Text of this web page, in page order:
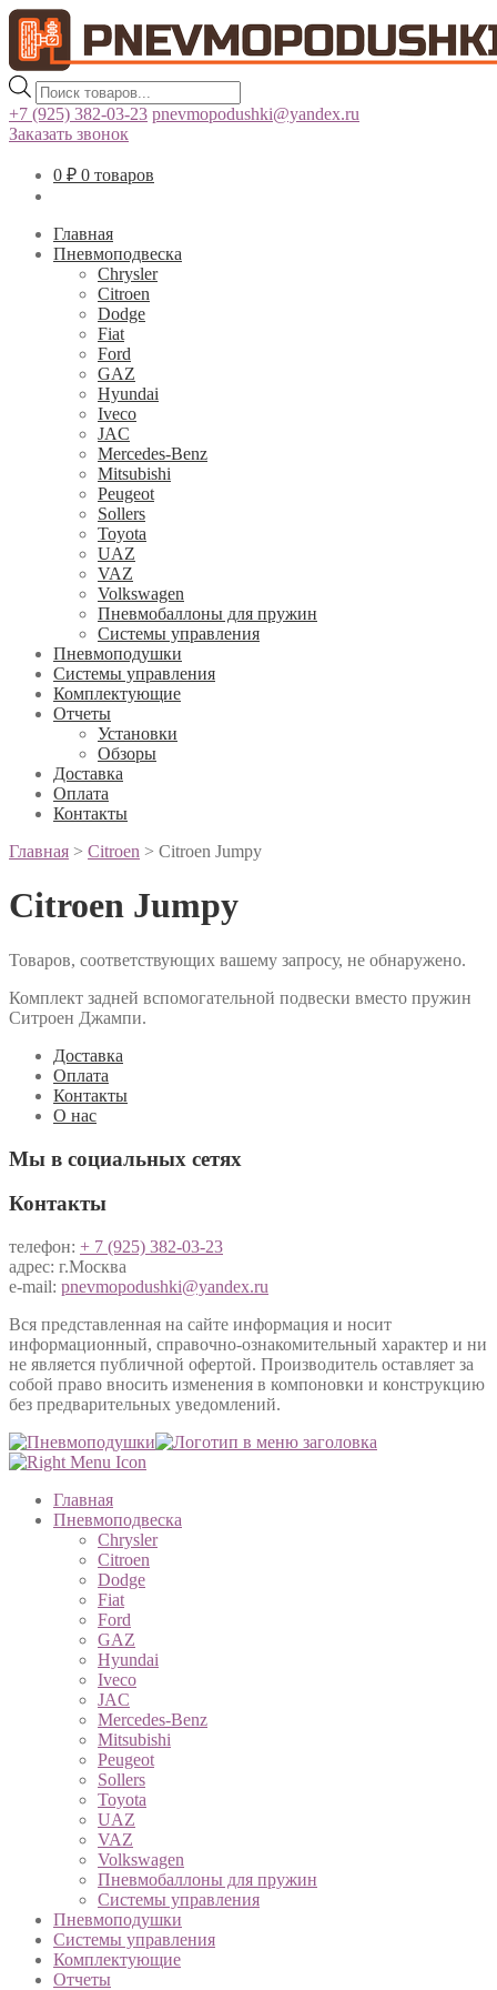
Поиск
товаров
+7 (925) 382-03-23 pnevmopodushki@yandex.ru
Заказать звонок
0 ₽ 0 товаров
Главная
Пневмоподвеска
Chrysler
Citroen
Dodge
Fiat
Ford
GAZ
Hyundai
Iveco
JAC
Mercedes-Benz
Mitsubishi
Peugeot
Sollers
Toyota
UAZ
VAZ
Volkswagen
Пневмобаллоны для пружин
Системы управления
Пневмоподушки
Системы управления
Комплектующие
Отчеты
Установки
Обзоры
Доставка
Оплата
Контакты
Главная > Citroen > Citroen Jumpy
Citroen Jumpy
Товаров, соответствующих вашему запросу, не обнаружено.
Комплект задней вспомогательной подвески вместо пружин
Ситроен Джампи.
Доставка
Оплата
Контакты
О нас
Мы в социальных сетях
Контакты
телефон: + 7 (925) 382-03-23
адрес: г.Москва
e-mail: pnevmopodushki@yandex.ru
Вся представленная на сайте информация и носит
информационный, справочно-ознакомительный характер и ни
не является публичной офертой. Производитель оставляет за
собой право вносить изменения в компоновки и конструкцию
без предварительных уведомлений.
Главная
Пневмоподвеска
Chrysler
Citroen
Dodge
Fiat
Ford
GAZ
Hyundai
Iveco
JAC
Mercedes-Benz
Mitsubishi
Peugeot
Sollers
Toyota
UAZ
VAZ
Volkswagen
Пневмобаллоны для пружин
Системы управления
Пневмоподушки
Системы управления
Комплектующие
Отчеты